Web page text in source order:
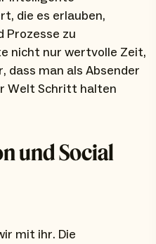
die es erlauben,
Prozesse zu
nicht nur wertvolle Zeit,
dass man als Absender
Welt Schritt halten
und Social
mit ihr. Die